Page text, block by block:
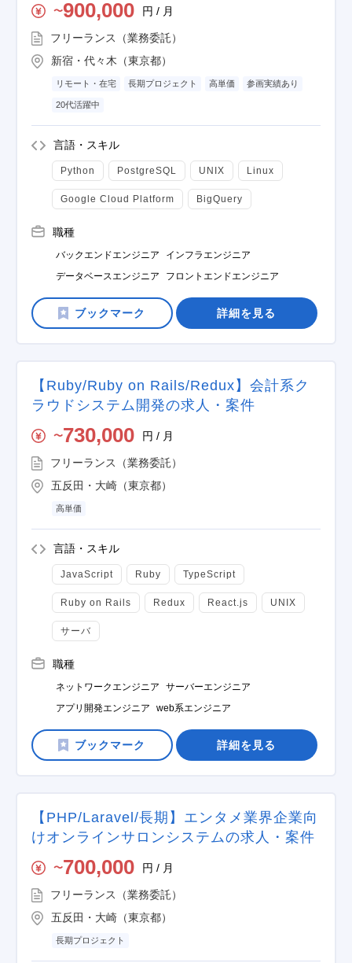
〜900,000 円 / 月
フリーランス（業務委託）
新宿・代々木（東京都）
リモート・在宅 長期プロジェクト 高単価 参画実績あり
20代活躍中
言語・スキル
Python PostgreSQL UNIX Linux
Google Cloud Platform BigQuery
職種
バックエンドエンジニア
インフラエンジニア
データベースエンジニア
フロントエンドエンジニア
詳細を見る
【Ruby/Ruby on Rails/Redux】会計系ク
ラウドシステム開発の求人・案件
〜730,000 円 / 月
フリーランス（業務委託）
五反田・大崎（東京都）
高単価
言語・スキル
JavaScript Ruby TypeScript
Ruby on Rails Redux React.js UNIX
サーバ
職種
ネットワークエンジニア
サーバーエンジニア
アプリ開発エンジニア
web系エンジニア
詳細を見る
【PHP/Laravel/長期】エンタメ業界企業向
けオンラインサロンシステムの求人・案件
〜700,000 円 / 月
フリーランス（業務委託）
五反田・大崎（東京都）
長期プロジェクト